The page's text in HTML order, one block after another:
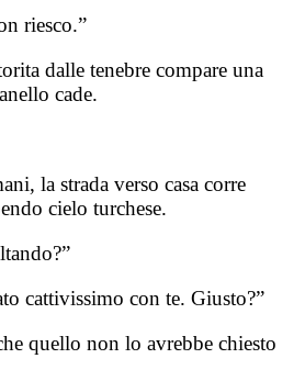
riesco.”
dalle tenebre compare una
cade.
la strada verso casa corre
cielo turchese.
cattivissimo con te. Giusto?”
quello non lo avrebbe chiesto